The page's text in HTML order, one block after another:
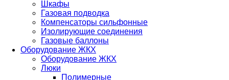
Шкафы
Газовая подводка
Компенсаторы сильфонные
Изолирующие соединения
Газовые баллоны
Оборудование ЖКХ
Оборудование ЖКХ
Люки
Полимерные